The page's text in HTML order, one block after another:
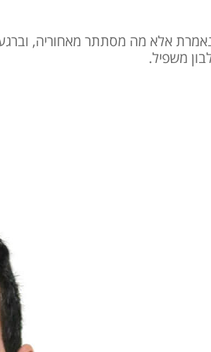
אלא מה מסתתר מאחוריה,
משפיל.